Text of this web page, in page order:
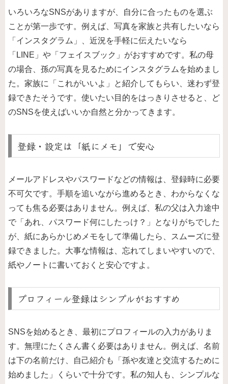
いろいろなSNSがありますが、自分に合ったものを選ぶ
ことが第一歩です。例えば、写真を家族と共有したいなら
「インスタグラム」、近況を手軽に伝えたいなら
「LINE」や「フェイスブック」がおすすめです。私の母
の場合、孫の写真を見るためにインスタグラムを始めまし
た。家族に「これがいいよ」と紹介してもらい、迷わず登
録できたそうです。使いたい目的をはっきりさせると、ど
のSNSを使えばいいか自然と分かってきます。
登録・設定は「紙にメモ」で安心
メールアドレスやパスワードなどの情報は、登録時に必要
不可欠です。手順を追いながら進めるとき、わからなくな
っても焦る必要はありません。例えば、私の父は入力途中
で「あれ、パスワード何にしたっけ？」となりがちでした
が、紙にあらかじめメモをして準備したら、スムーズに登
録できました。大事な情報は、忘れてしまいやすいので、
紙やノートに書いておくと安心ですよ。
プロフィール登録はシンプルがおすすめ
SNSを始めるとき、最初にプロフィールの入力がありま
す。無理にたくさん書く必要はありません。例えば、名前
は下の名前だけ、自己紹介も「孫や友達と交流するために
始めました」くらいで十分です。私の知人も、シンプルな